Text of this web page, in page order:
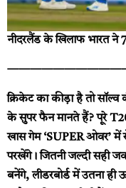
नीदरलैंड के खिलाफ भारत ने
क्रिकेट का कीड़ा है तो सॉल्व
के सुपर फैन मानते हैं? पूरे
खास गेम ‘SUPER ओवर’ में
परखेंगे। जितनी जल्दी सही
बनेंगे, लीडरबोर्ड में उतना ही